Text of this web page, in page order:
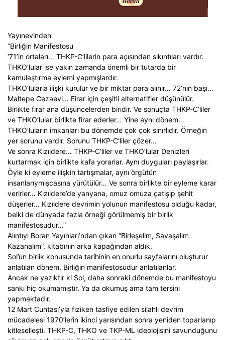
Yayınevinden
“Birliğin Manifestosu
‘71’in ortaları… THKP-C’lilerin para açısından sıkıntıları vardır.
THKO’lular ise yakın zamanda önemli bir tutarda bir
kamulaştırma eylemi yapmışlardır.
THKO’lularla ilişki kurulur ve bir miktar para alınır… 72’nin başı…
Maltepe Cezaevi… Firar için çeşitli alternatifler düşünülür.
Birlikte firar ana düşüncelerden biridir. Ve sonuçta THKP-C’liler
ve THKO’lular birlikte firar ederler… Yine aynı dönem…
THKO’luların imkanları bu dönemde çok çok sınırlıdır. Örneğin
yer sorunu vardır. Sorunu THKP-C’liler çözer…
Ve sonra Kızıldere… THKP-C’liler ve THKO’lular Denizleri
kurtarmak için birlikte kafa yorarlar. Aynı duyguları paylaşırlar.
Öyle ki eyleme ilişkin tartışmalar, aynı örgütün
insanlarıymışcasına yürütülür… Ve sonra birlikte bir eyleme karar
verirler… Kızıldere’de yanyana, omuz omuza çatışıp şehit
düşerler… Kızıldere devrimin yolunun manifestosu olduğu kadar,
belki de dünyada fazla örneği görülmemiş bir birlik
manifestosudur…”
Alıntıyı Boran Yayınları’ndan çıkan “Birleşelim, Savaşalım
Kazanalım”, kitabının arka kapağından aldık.
Sol’un birlik konusunda tarihinin en onurlu sayfalarını oluşturur
anlatılan dönem. Birliğin manifestosudur anlatılanlar.
Ancak ne yazıktır ki Sol, daha sonraki dönemde bu manifestoyu
sanki hiç okumamıştır. Ya da okumuş ama tam tersini
yapmaktadır.
12 Mart Cuntası’yla fiziken tasfiye edilen silahlı devrim
mücadelesi 1970’lerin ikinci yarısından sonra yeniden toparlanıp
kitleselleşti. THKP-C, THKO ve TKP-ML ideolojisini savunduğunu